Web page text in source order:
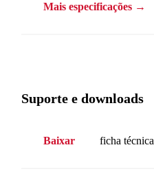
Mais especificações →
Suporte e downloads
Baixar ficha técnica